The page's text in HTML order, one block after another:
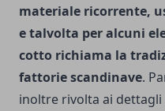
materiale ricorrente,
e talvolta per alcuni
cotto richiama la
fattorie scandinave.
inoltre rivolta ai